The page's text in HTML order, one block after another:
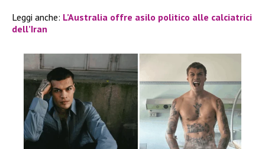
Leggi anche: L’Australia offre asilo politico alle calciatrici
dell’Iran